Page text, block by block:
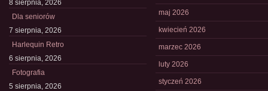
8 sierpnia, 2026
Dla seniorów
7 sierpnia, 2026
Harlequin Retro
6 sierpnia, 2026
Fotografia
5 sierpnia, 2026
maj 2026
kwiecień 2026
marzec 2026
luty 2026
styczeń 2026